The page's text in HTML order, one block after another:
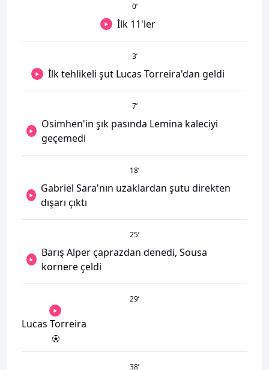
0’
İlk 11'ler
3’
İlk tehlikeli şut Lucas Torreira'dan geldi
7’
Osimhen'in şık pasında Lemina kaleciyi
geçemedi
18’
Gabriel Sara'nın uzaklardan şutu direkten
dışarı çıktı
25’
Barış Alper çaprazdan denedi, Sousa
kornere çeldi
29’
Lucas Torreira
38’